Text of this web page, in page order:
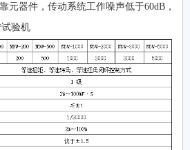
元器件，传动系统工作噪声低于60dB，
验机